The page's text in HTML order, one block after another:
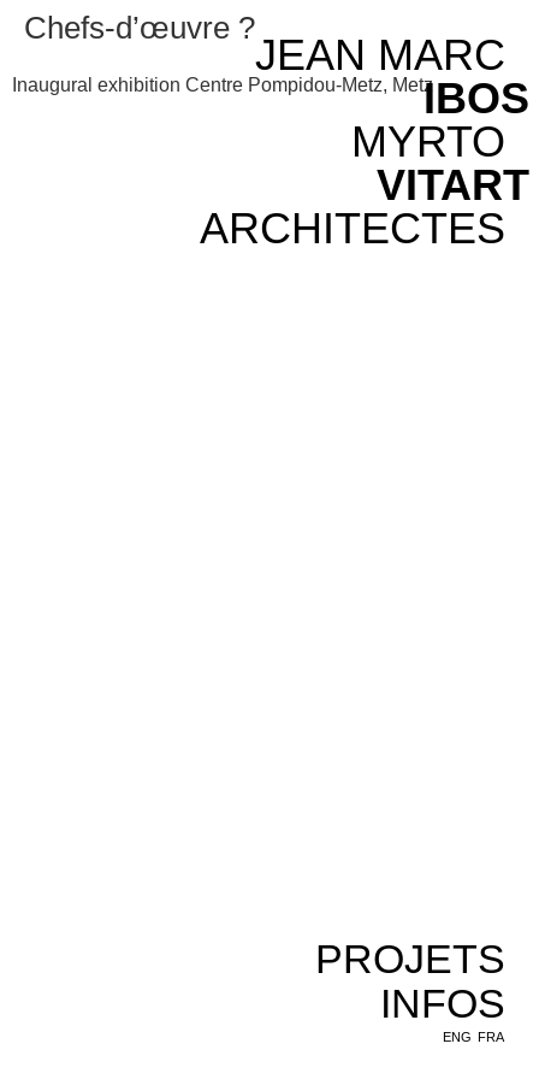
JEAN MARC
IBOS
MYRTO
VITART
ARCHITECTES
PROJETS
INFOS
ENG FRA
Chefs-d’œuvre ?
Inaugural exhibition Centre Pompidou-Metz, Metz